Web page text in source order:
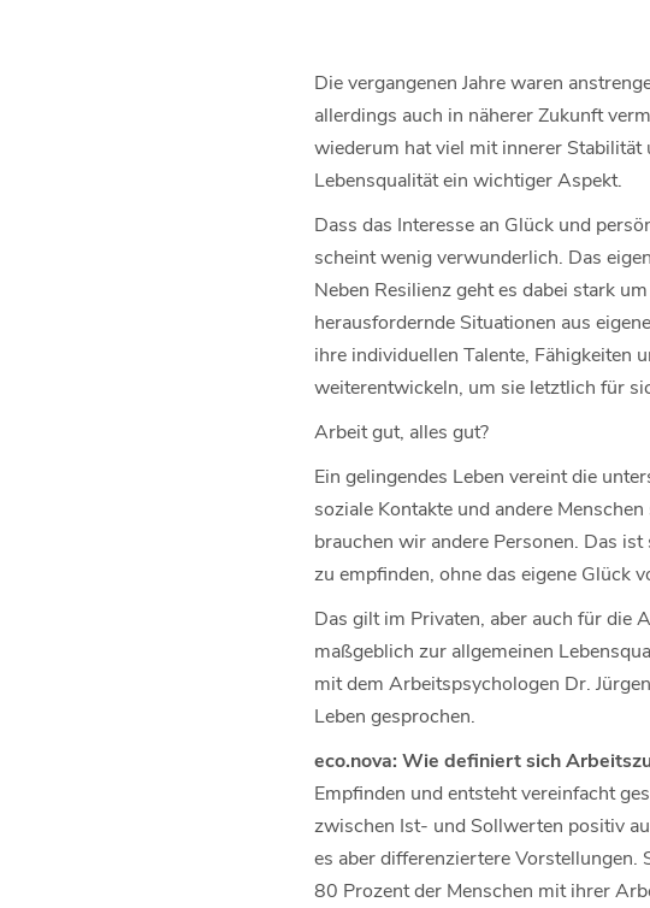
Die vergangenen Jahre waren
allerdings auch in näherer Zukunft
wiederum hat viel mit innerer
Lebensqualität ein wichtiger Aspekt.
Dass das Interesse an Glück und
scheint wenig verwunderlich. Das
Neben Resilienz geht es dabei stark
herausfordernde Situationen aus
ihre individuellen Talente, Fähigkeiten
weiterentwickeln, um sie letztlich für
Arbeit gut, alles gut?
Ein gelingendes Leben vereint die
soziale Kontakte und andere
brauchen wir andere Personen. Das
zu empfinden, ohne das eigene Glück
Das gilt im Privaten, aber auch für die
maßgeblich zur allgemeinen
mit dem Arbeitspsychologen Dr.
Leben gesprochen.
eco.nova: Wie definiert sich
Empfinden und entsteht vereinfacht
zwischen Ist- und Sollwerten positiv
es aber differenziertere Vorstellungen.
80 Prozent der Menschen mit ihrer